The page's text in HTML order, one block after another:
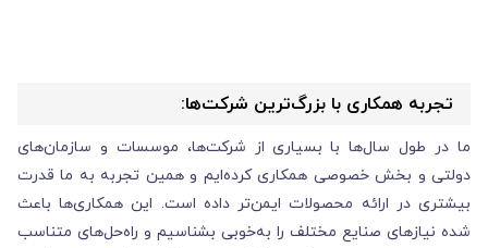
تجربه همکاری با بزرگ‌ترین شرکت‌ها:
ما در طول سال‌ها با بسیاری از شرکت‌ها، موسسات و سازمان‌های
دولتی و بخش خصوصی همکاری کرده‌ایم و همین تجربه به ما قدرت
بیشتری در ارائه محصولات ایمن‌تر داده است. این همکاری‌ها باعث
شده نیازهای صنایع مختلف را به‌خوبی بشناسیم و راه‌حل‌های متناسب